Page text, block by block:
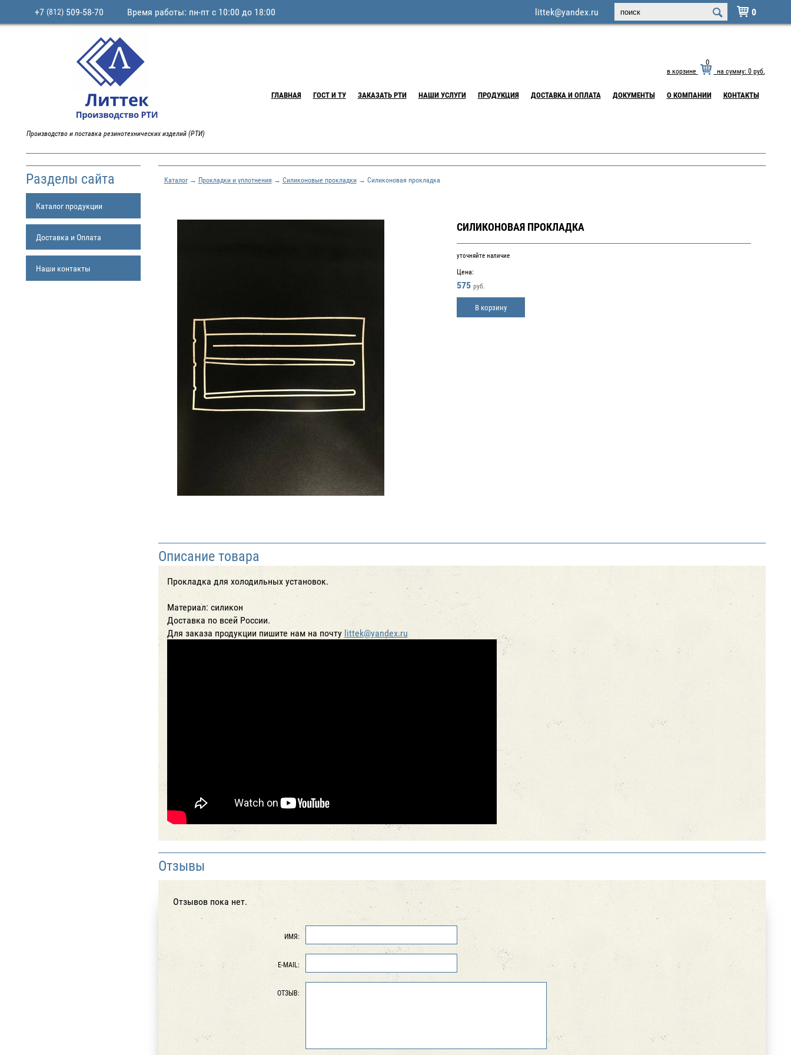
 0
+7 (812)509-58-70 Время работы: пн-пт с 10:00 до 18:00 littek@yandex.ru
Производство и поставка резинотехнических изделий (РТИ)
в корзине
0
на сумму: 0руб.
ГЛАВНАЯ ГОСТ И ТУ ЗАКАЗАТЬ РТИ НАШИ УСЛУГИ ПРОДУКЦИЯ ДОСТАВКА И ОПЛАТА ДОКУМЕНТЫ О КОМПАНИИ КОНТАКТЫ
Разделы сайта
Каталог продукции
Доставка и Оплата
Наши контакты
Каталог→ Прокладки и уплотнения → Силиконовые прокладки→ Силиконовая прокладка
СИЛИКОНОВАЯ ПРОКЛАДКА
уточняйте наличие
Цена:
575 руб.
В корзину
Описание товара
Прокладка для холодильных установок.
Материал: силикон
Доставка по всей России.
Для заказа продукции пишите нам на почту littek@yandex.ru
Отзывы
Отзывов пока нет.
ИМЯ:
E-MAIL:
ОТЗЫВ: